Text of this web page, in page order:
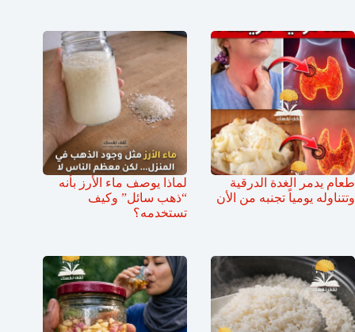
طعام يدمر الغدة الدرقية
وتتناوله يومياً تجنبه من الأن
لماذا يوصف ماء الأرز بأنه
“ذهب سائل” وكيف
تستخدمه؟